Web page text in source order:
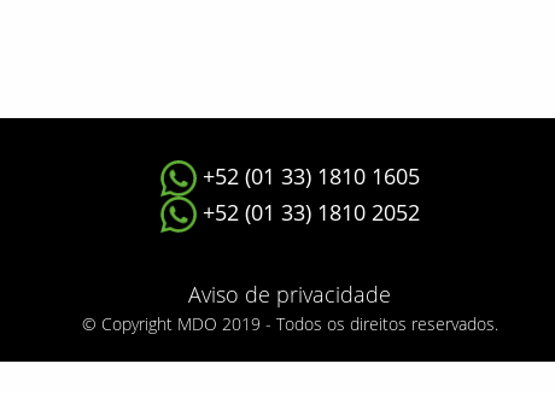
+52 (01 33) 1810 1605
+52 (01 33) 1810 2052
Aviso de privacidade
© Copyright MDO 2019 - Todos os direitos reservados.